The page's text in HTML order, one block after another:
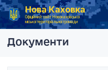
Нова Каховка
Офіційний сайт Новокаховської
міської територіальної громади
Головна
Документи